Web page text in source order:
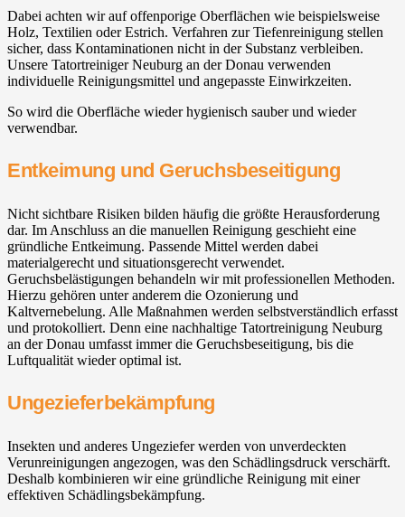
Dabei achten wir auf offenporige Oberflächen wie beispielsweise
Holz, Textilien oder Estrich. Verfahren zur Tiefenreinigung stellen
sicher, dass Kontaminationen nicht in der Substanz verbleiben.
Unsere Tatortreiniger Neuburg an der Donau verwenden
individuelle Reinigungsmittel und angepasste Einwirkzeiten.
So wird die Oberfläche wieder hygienisch sauber und wieder
verwendbar.
Entkeimung und Geruchsbeseitigung
Nicht sichtbare Risiken bilden häufig die größte Herausforderung
dar. Im Anschluss an die manuellen Reinigung geschieht eine
gründliche Entkeimung. Passende Mittel werden dabei
materialgerecht und situationsgerecht verwendet.
Geruchsbelästigungen behandeln wir mit professionellen Methoden.
Hierzu gehören unter anderem die Ozonierung und
Kaltvernebelung. Alle Maßnahmen werden selbstverständlich erfasst
und protokolliert. Denn eine nachhaltige Tatortreinigung Neuburg
an der Donau umfasst immer die Geruchsbeseitigung, bis die
Luftqualität wieder optimal ist.
Ungezieferbekämpfung
Insekten und anderes Ungeziefer werden von unverdeckten
Verunreinigungen angezogen, was den Schädlingsdruck verschärft.
Deshalb kombinieren wir eine gründliche Reinigung mit einer
effektiven Schädlingsbekämpfung.